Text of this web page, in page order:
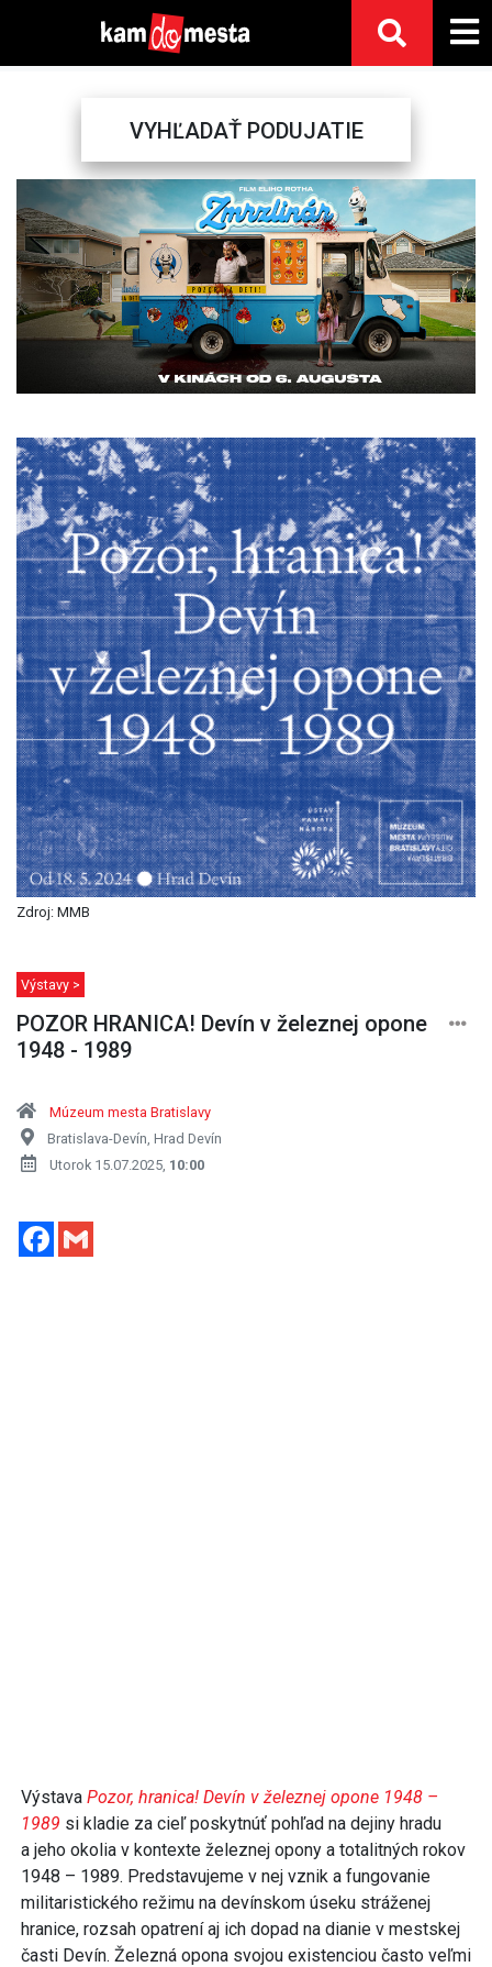
VYHĽADAŤ PODUJATIE
Previous Next
Zdroj: MMB
Výstavy >
POZOR HRANICA! Devín v železnej opone
1948 - 1989
Múzeum mesta Bratislavy
Bratislava-Devín, Hrad Devín
Utorok 15.07.2025, 10:00
Facebook
Výstava Pozor, hranica! Devín v železnej opone 1948 –
1989 si kladie za cieľ poskytnúť pohľad na dejiny hradu
a jeho okolia v kontexte železnej opony a totalitných rokov
1948 – 1989. Predstavujeme v nej vznik a fungovanie
militaristického režimu na devínskom úseku stráženej
hranice, rozsah opatrení aj ich dopad na dianie v mestskej
časti Devín. Železná opona svojou existenciou často veľmi